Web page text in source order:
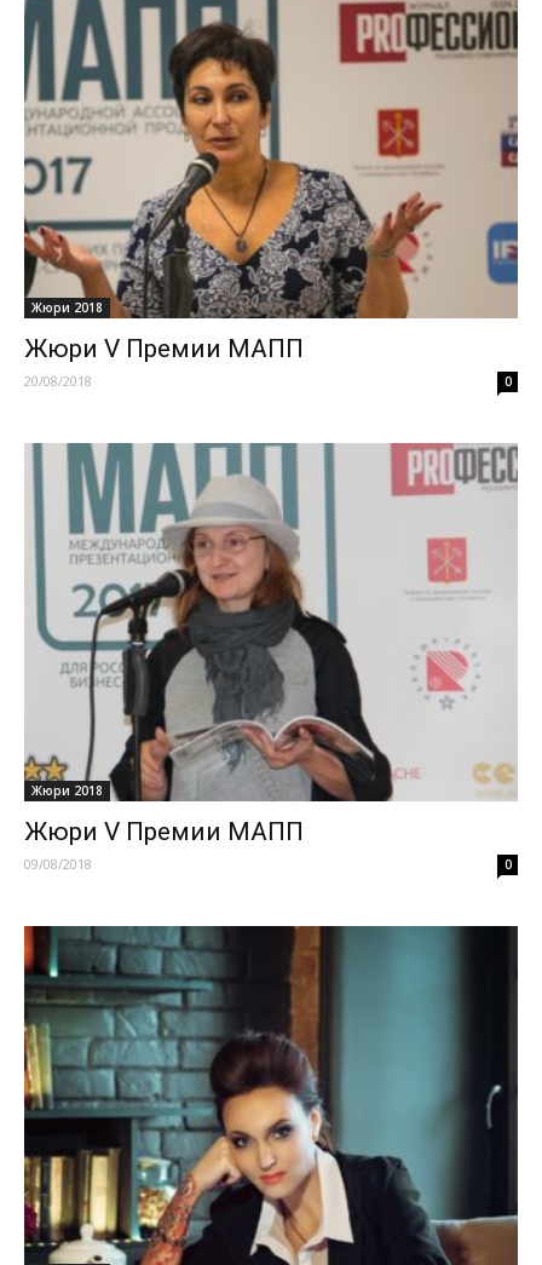
Жюри 2018
Жюри V Премии МАПП
20/08/2018 0
Жюри 2018
Жюри V Премии МАПП
09/08/2018 0